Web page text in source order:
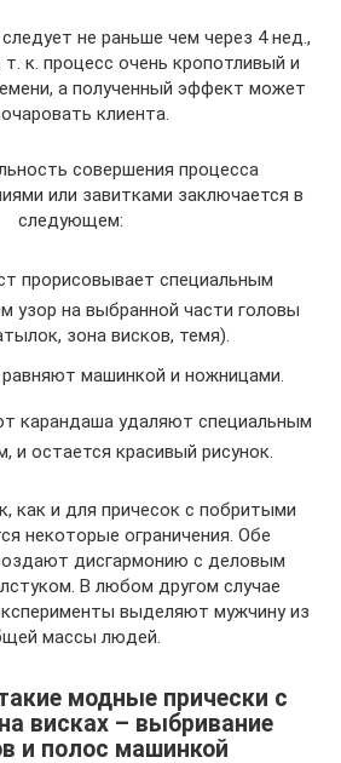
не раньше чем через 4 нед.,
к. процесс очень кропотливый и
а полученный эффект может
клиента.
совершения процесса
или завитками заключается в
следующем:
прорисовывает специальным
узор на выбранной части головы
зона висков, темя).
машинкой и ножницами.
карандаша удаляют специальным
и остается красивый рисунок.
как и для причесок с побритыми
некоторые ограничения. Обе
дисгармонию с деловым
В любом другом случае
выделяют мужчину из
массы людей.
модные прически с
висках – выбривание
и полос машинкой